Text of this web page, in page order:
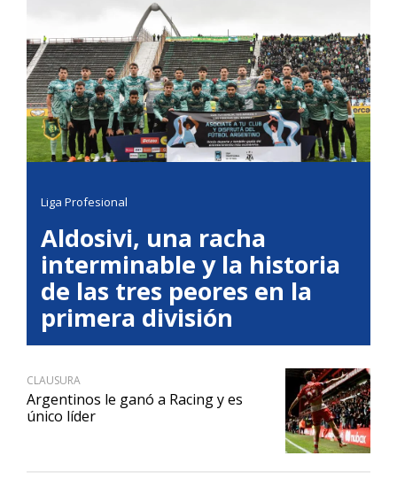
Liga Profesional
Aldosivi, una racha
interminable y la historia
de las tres peores en la
primera división
CLAUSURA
Argentinos le ganó a Racing y es
único líder